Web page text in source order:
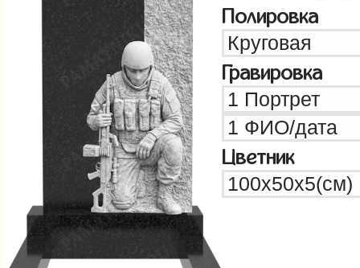
Полировка
Гравировка
Цветник